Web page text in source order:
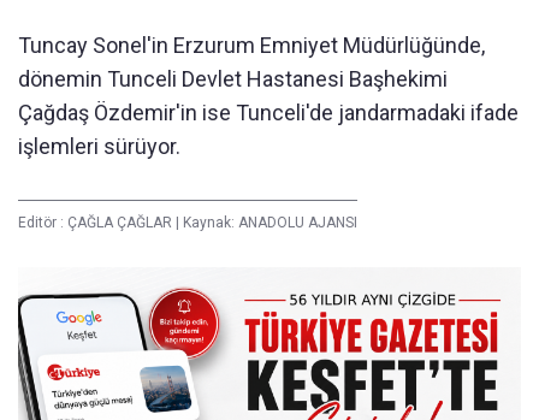
Tuncay Sonel'in Erzurum Emniyet Müdürlüğünde,
dönemin Tunceli Devlet Hastanesi Başhekimi
Çağdaş Özdemir'in ise Tunceli'de jandarmadaki ifade
işlemleri sürüyor.
Editör : ÇAĞLA ÇAĞLAR | Kaynak: ANADOLU AJANSI